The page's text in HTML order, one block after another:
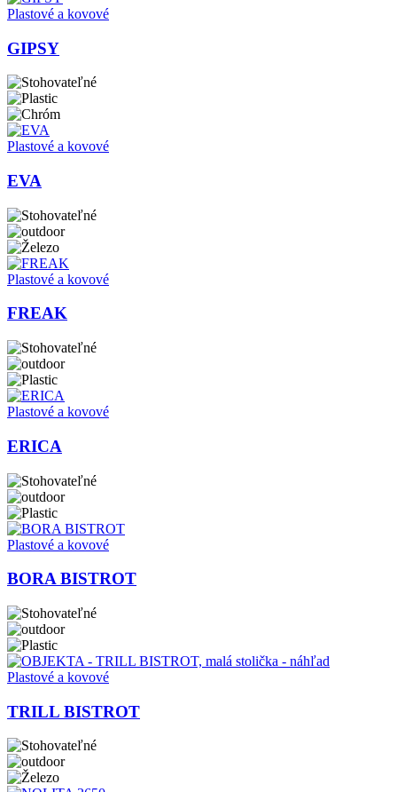
Plastové a kovové
GIPSY
Plastové a kovové
EVA
Plastové a kovové
FREAK
Plastové a kovové
ERICA
Plastové a kovové
BORA BISTROT
Plastové a kovové
TRILL BISTROT